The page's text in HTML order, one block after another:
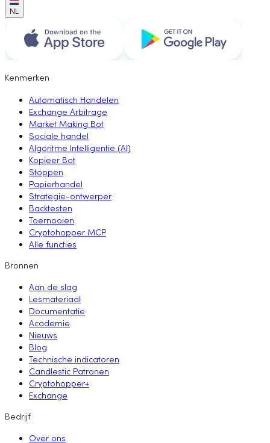
NL
Kenmerken
Automatisch Handelen
Exchange Arbitrage
Market Making Bot
Sociale handel
Algoritme Intelligentie (AI)
Kopieer Bot
Stoppen
Papierhandel
Strategie-ontwerper
Backtesten
Toernooien
Cryptohopper MCP
Alle functies
Bronnen
Aan de slag
Lesmateriaal
Documentatie
Academie
Nieuws
Blog
Technische indicatoren
Candlestic Patronen
Cryptohopper+
Exchange
Bedrijf
Over ons